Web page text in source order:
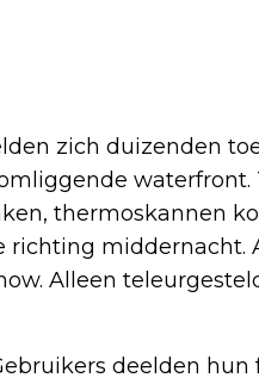
zich duizenden
thermoskannen
middernacht.
Alleen
deelden